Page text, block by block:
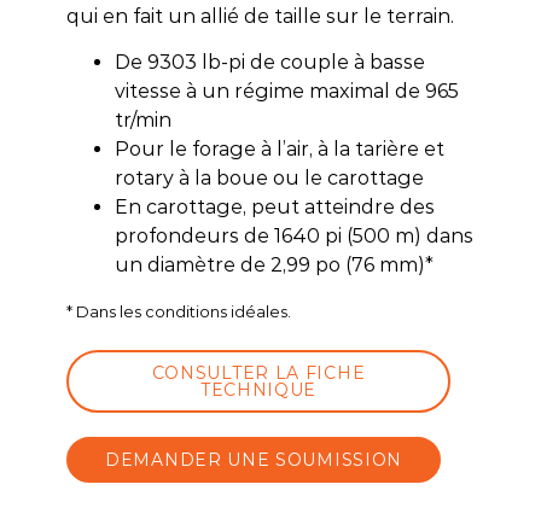
qui en fait un allié de taille sur le terrain.
De 9303 lb-pi de couple à basse
vitesse à un régime maximal de 965
tr/min
Pour le forage à l’air, à la tarière et
rotary à la boue ou le carottage
En carottage, peut atteindre des
profondeurs de 1640 pi (500 m) dans
un diamètre de 2,99 po (76 mm)*
* Dans les conditions idéales.
CONSULTER LA FICHE
TECHNIQUE
DEMANDER UNE SOUMISSION